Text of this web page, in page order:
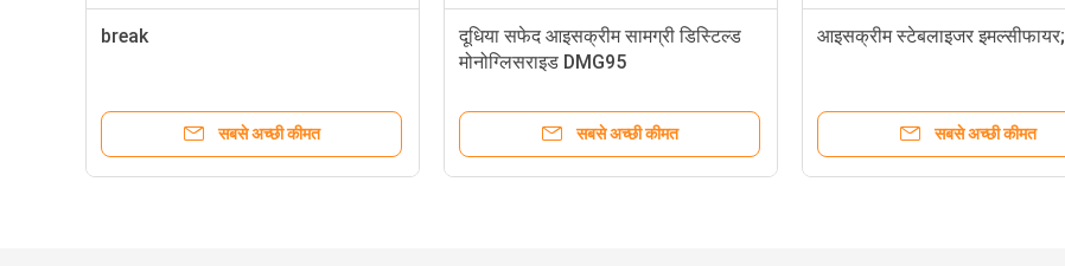
break
सबसे अच्छी कीमत
दूधिया सफेद आइसक्रीम सामग्री डिस्टिल्ड
मोनोग्लिसराइड DMG95
सबसे अच्छी कीमत
आइसक्रीम स्टेबलाइजर इमल्सीफायर;
सबसे अच्छी कीमत